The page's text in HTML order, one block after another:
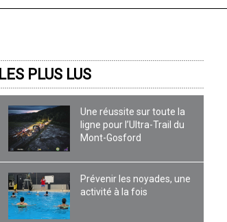
LES PLUS LUS
Une réussite sur toute la
ligne pour l’Ultra-Trail du
Mont-Gosford
Prévenir les noyades, une
activité à la fois